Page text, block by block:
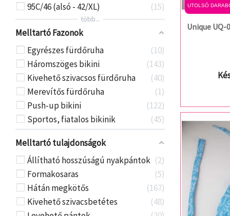
UTOLSÓ
Unique
95C/46 (alsó - 42/XL)
15
több...
Melltartó Fazonok
Egyrészes fürdőruha
10
Háromszöges bikini
143
Kivehető szivacsos fürdőruha
40
Merevítős fürdőruha
1
Push-up bikini
122
Sportos, fiatalos bikinik
45
Melltartó tulajdonságok
Állítható hosszúságú nyakpántok
2
Formakosaras
5
Hátán megkötős
167
Kivehető szivacsbetétes
48